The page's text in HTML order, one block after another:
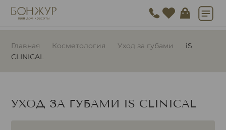
Главная Косметология Уход за губами
iS
CLINICAL
УХОД ЗА ГУБАМИ IS CLINICAL